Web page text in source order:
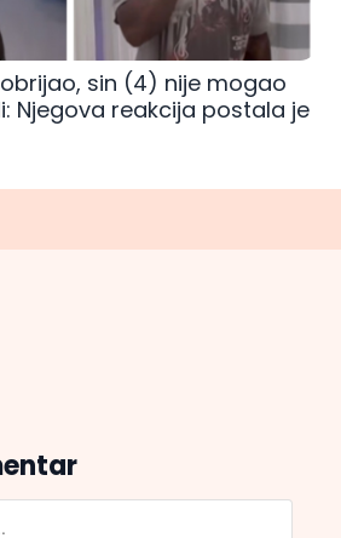
sin (4) nije mogao
Njegova reakcija postala je